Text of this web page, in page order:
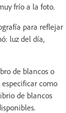
frío a la foto.
para reflejar
luz del día,
de blancos o
como
de blancos